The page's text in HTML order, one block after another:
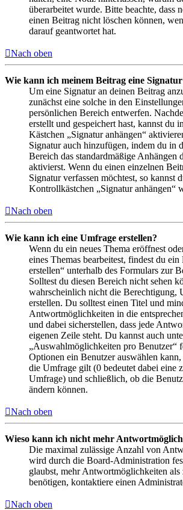
überarbeitet wurde. Bitte beachte, dass
einen Beitrag nicht löschen können,
darauf geantwortet hat.
Nach oben
Wie kann ich meinem Beitrag eine
Um eine Signatur an deinen Beitrag
zunächst eine solche in den
persönlichen Bereich entwerfen.
erstellt und gespeichert hast, kannst du
Kästchen „Signatur anhängen“
Signatur auch hinzufügen, indem du in
Bereich das standardmäßige Anhängen
aktivierst. Wenn du einen einzelnen
Signatur verfassen möchtest, so kannst
Kontrollkästchen „Signatur anhängen“
Nach oben
Wie kann ich eine Umfrage erstellen?
Wenn du ein neues Thema eröffnest
eines Themas bearbeitest, findest du
erstellen“ unterhalb des Formulars zur
Solltest du diesen Bereich nicht sehen
wahrscheinlich nicht die Berechtigung,
erstellen. Du solltest einen Titel und
Antwortmöglichkeiten in die
und dabei sicherstellen, dass jede
eigenen Zeile steht. Du kannst auch
„Auswahlmöglichkeiten pro Benutzer“
Optionen ein Benutzer auswählen
die Umfrage gilt (0 bedeutet dabei eine
Umfrage) und schließlich, ob die
ändern können.
Nach oben
Wieso kann ich nicht mehr
Die maximal zulässige Anzahl von
wird durch die Board-Administration
glaubst, mehr Antwortmöglichkeiten als
benötigen, kontaktiere einen
Nach oben